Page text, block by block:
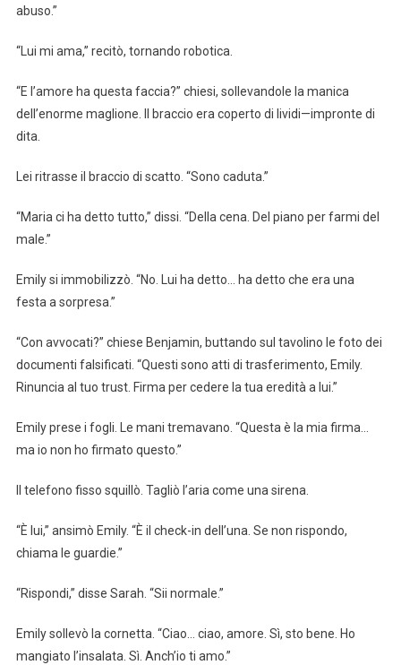
abuso.”
“Lui mi ama,” recitò, tornando robotica.
“E l’amore ha questa faccia?” chiesi, sollevandole la manica
dell’enorme maglione. Il braccio era coperto di lividi—impronte di
dita.
Lei ritrasse il braccio di scatto. “Sono caduta.”
“Maria ci ha detto tutto,” dissi. “Della cena. Del piano per farmi del
male.”
Emily si immobilizzò. “No. Lui ha detto… ha detto che era una
festa a sorpresa.”
“Con avvocati?” chiese Benjamin, buttando sul tavolino le foto dei
documenti falsificati. “Questi sono atti di trasferimento, Emily.
Rinuncia al tuo trust. Firma per cedere la tua eredità a lui.”
Emily prese i fogli. Le mani tremavano. “Questa è la mia firma…
ma io non ho firmato questo.”
Il telefono fisso squillò. Tagliò l’aria come una sirena.
“È lui,” ansimò Emily. “È il check-in dell’una. Se non rispondo,
chiama le guardie.”
“Rispondi,” disse Sarah. “Sii normale.”
Emily sollevò la cornetta. “Ciao… ciao, amore. Sì, sto bene. Ho
mangiato l’insalata. Sì. Anch’io ti amo.”